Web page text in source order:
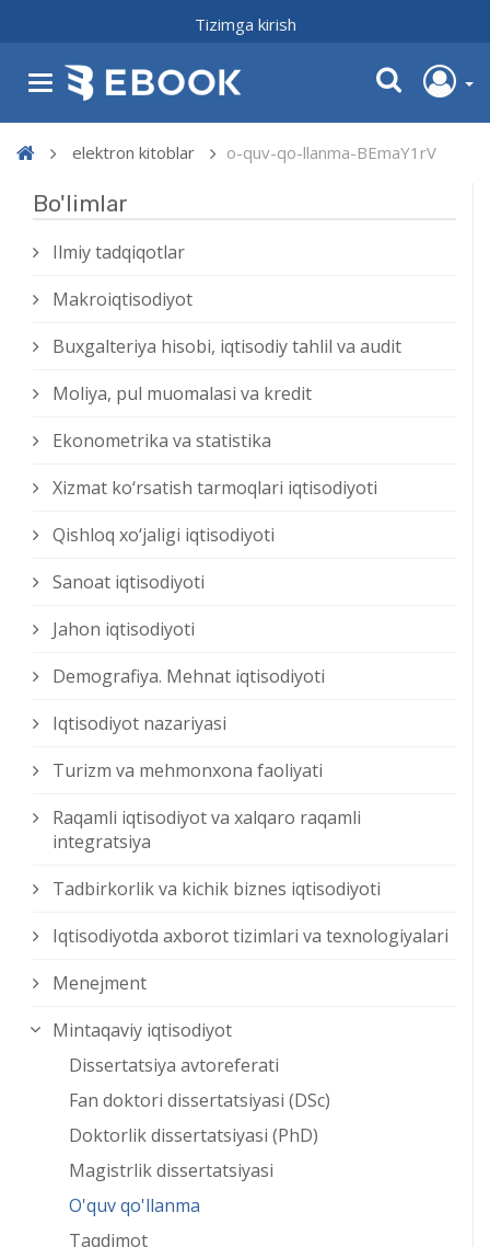
Tizimga kirish
elektron kitoblar o-quv-qo-llanma-BEmaY1rV
Bo'limlar
Ilmiy tadqiqotlar
Makroiqtisodiyot
Buxgalteriya hisobi, iqtisodiy tahlil va audit
Moliya, pul muomalasi va kredit
Ekonometrika va statistika
Xizmat kо‘rsatish tarmoqlari iqtisodiyoti
Qishloq xо‘jaligi iqtisodiyoti
Sanoat iqtisodiyoti
Jahon iqtisodiyoti
Demografiya. Mehnat iqtisodiyoti
Iqtisodiyot nazariyasi
Turizm va mehmonxona faoliyati
Raqamli iqtisodiyot va xalqaro raqamli
integratsiya
Tadbirkorlik va kichik biznes iqtisodiyoti
Iqtisodiyotda axborot tizimlari va texnologiyalari
Menejment
Mintaqaviy iqtisodiyot
Dissertatsiya avtoreferati
Fan doktori dissertatsiyasi (DSc)
Doktorlik dissertatsiyasi (PhD)
Magistrlik dissertatsiyasi
O'quv qo'llanma
Taqdimot